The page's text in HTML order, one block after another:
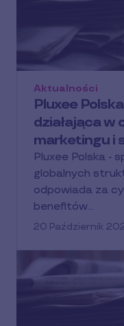
Pluxee
działająca w
marketingu i
Aktualności
Pluxee Polska -
globalnych
odpowiada za
benefitów…
20 Październik